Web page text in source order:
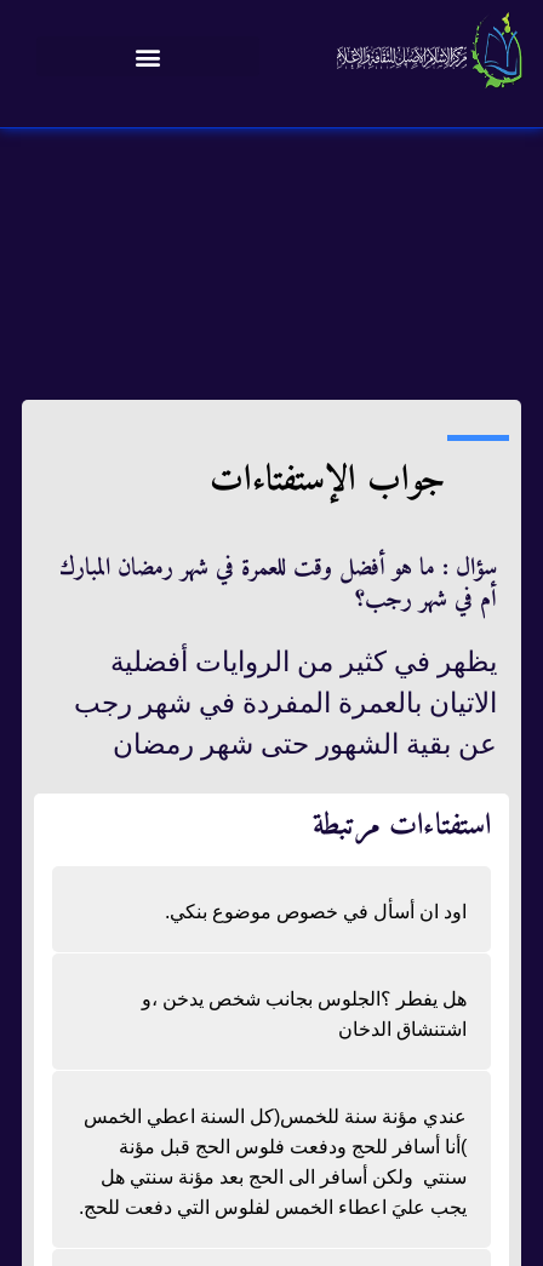
جواب الإستفتاءات
سؤال : ما هو أفضل وقت للعمرة في شهر رمضان المبارك
أم في شهر رجب؟
يظهر في كثير من الروايات أفضلية
الاتيان بالعمرة المفردة في شهر رجب
عن بقية الشهور حتى شهر رمضان
استفتاءات مرتبطة
اود ان أسأل في خصوص موضوع بنكي.
هل يفطر ؟الجلوس بجانب شخص يدخن ،و
اشتنشاق الدخان
عندي مؤنة سنة للخمس(كل السنة اعطي الخمس
)أنا أسافر للحج ودفعت فلوس الحج قبل مؤنة
سنتي ولكن أسافر الى الحج بعد مؤنة سنتي هل
يجب عليَ اعطاء الخمس لفلوس التي دفعت للحج.